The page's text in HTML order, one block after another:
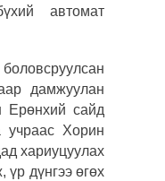
автомат
дамжуулан
Ерөнхий сайд
учраас Хорин
хариуцуулах
үр дүнгээ өгөх